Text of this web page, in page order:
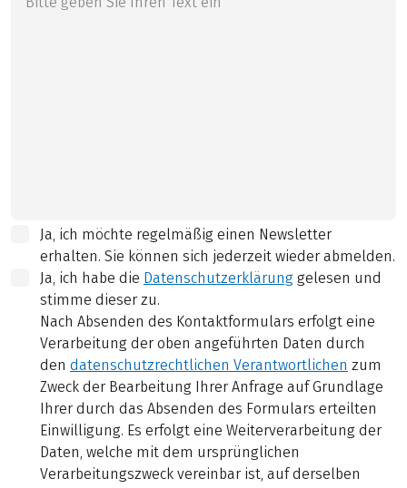
Ja, ich möchte regelmäßig einen Newsletter
erhalten. Sie können sich jederzeit wieder abmelden.
Ja, ich habe die Datenschutzerklärung gelesen und
stimme dieser zu.
Nach Absenden des Kontaktformulars erfolgt eine
Verarbeitung der oben angeführten Daten durch
den datenschutzrechtlichen Verantwortlichen zum
Zweck der Bearbeitung Ihrer Anfrage auf Grundlage
Ihrer durch das Absenden des Formulars erteilten
Einwilligung. Es erfolgt eine Weiterverarbeitung der
Daten, welche mit dem ursprünglichen
Verarbeitungszweck vereinbar ist, auf derselben